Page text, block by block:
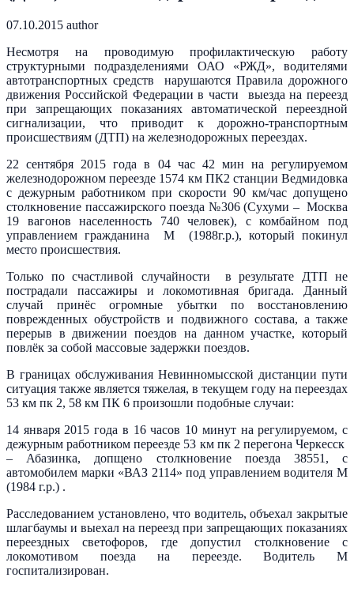
07.10.2015 author
Несмотря на проводимую профилактическую работу
структурными подразделениями ОАО «РЖД», водителями
автотранспортных средств нарушаются Правила дорожного
движения Российской Федерации в части выезда на переезд
при запрещающих показаниях автоматической переездной
сигнализации, что приводит к дорожно-транспортным
происшествиям (ДТП) на железнодорожных переездах.
22 сентября 2015 года в 04 час 42 мин на регулируемом
железнодорожном переезде 1574 км ПК2 станции Ведмидовка
с дежурным работником при скорости 90 км/час допущено
столкновение пассажирского поезда №306 (Сухуми – Москва
19 вагонов населенность 740 человек), с комбайном под
управлением гражданина М (1988г.р.), который покинул
место происшествия.
Только по счастливой случайности в результате ДТП не
пострадали пассажиры и локомотивная бригада. Данный
случай принёс огромные убытки по восстановлению
поврежденных обустройств и подвижного состава, а также
перерыв в движении поездов на данном участке, который
повлёк за собой массовые задержки поездов.
В границах обслуживания Невинномысской дистанции пути
ситуация также является тяжелая, в текущем году на переездах
53 км пк 2, 58 км ПК 6 произошли подобные случаи:
14 января 2015 года в 16 часов 10 минут на регулируемом, с
дежурным работником переезде 53 км пк 2 перегона Черкесск
– Абазинка, допщено столкновение поезда 38551, с
автомобилем марки «ВАЗ 2114» под управлением водителя М
(1984 г.р.) .
Расследованием установлено, что водитель, объехал закрытые
шлагбаумы и выехал на переезд при запрещающих показаниях
переездных светофоров, где допустил столкновение с
локомотивом поезда на переезде. Водитель М
госпитализирован.